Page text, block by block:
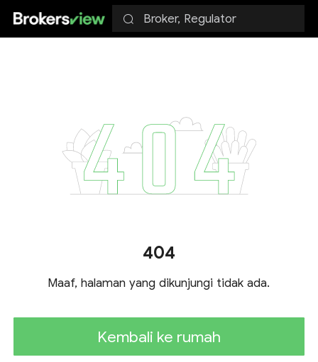
Broker, Regulator
404
Maaf, halaman yang dikunjungi tidak ada.
Kembali ke rumah